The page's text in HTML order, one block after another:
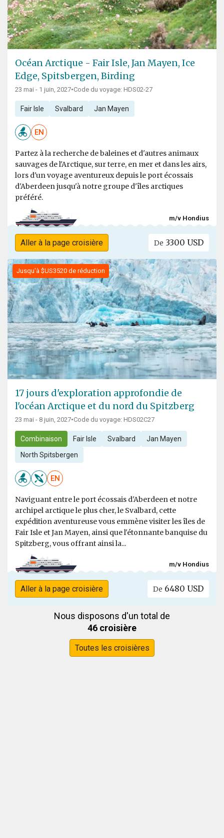
Océan Arctique - Fair Isle, Jan Mayen, Ice
Edge, Spitsbergen, Birding
23 mai - 1 juin, 2027•Code du voyage: HDS02-27
Fair Isle Svalbard Jan Mayen
EN
Partez à la recherche de baleines et d'autres animaux
sauvages de l'Arctique, sur terre, en mer et dans les airs,
lors d'un voyage aventureux depuis le port écossais
d'Aberdeen jusqu'à notre groupe d'îles arctiques
préféré.
m/v Hondius
Aller à la page croisière De 3300 USD
Jusqu'à $US3520 de réduction
17 jours d'exploration approfondie de
l'océan Arctique et du nord du Spitzberg
23 mai - 8 juin, 2027•Code du voyage: HDS02C27
Combinaison Fair Isle Svalbard Jan Mayen
North Spitsbergen
EN
Naviguant entre le port écossais d'Aberdeen et notre
archipel arctique le plus cher, le Svalbard, cette
expédition aventureuse vous emmène visiter les îles de
Fair Isle et Jan Mayen, ainsi que l'étonnante banquise du
Spitzberg, vous offrant ainsi la...
m/v Hondius
Aller à la page croisière De 6480 USD
Nous disposons d'un total de
46 croisière
Toutes les croisières